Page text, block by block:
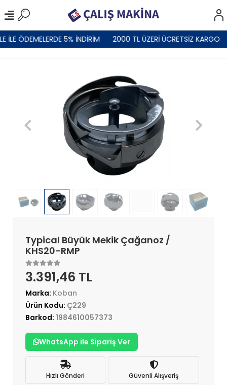
İLE ÖDEMELERDE 5% İNDİRİM 2000 TL ÜZERİ ÜCRETSİZ KARGO
Typical Büyük Mekik Çağanoz /
KHS20-RMP
3.391,46 TL
Marka: Koban
Ürün Kodu: Ç229
Barkod: 1984610057373
WhatsApp ile Sipariş Ver
Hızlı Gönderi Güvenli Alışveriş